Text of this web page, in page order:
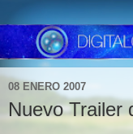
08 ENERO 2007
Nuevo Trailer